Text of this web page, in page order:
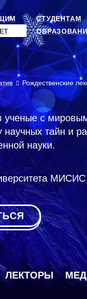
СТУДЕНТАМ
Рождественские
ученые с
тайн и
науки.
МИСИС
ЛЕКТОРЫ